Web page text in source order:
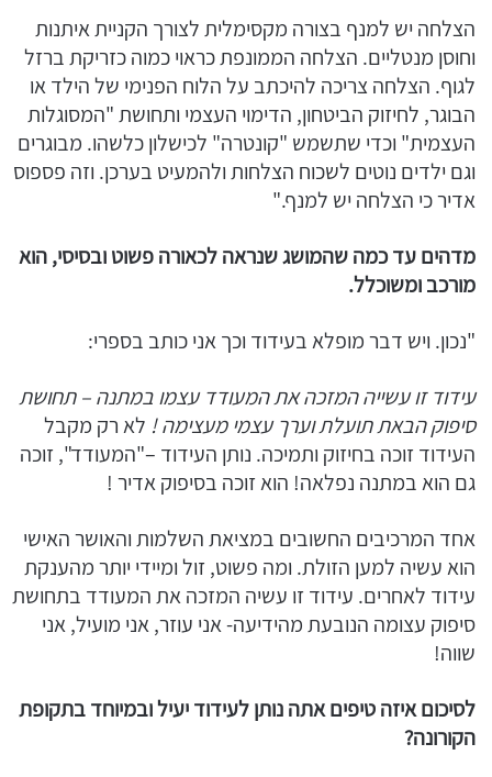
הצלחה יש למנף בצורה מקסימלית לצורך הקניית איתנות
וחוסן מנטליים. הצלחה הממונפת כראוי כמוה כזריקת ברזל
לגוף. הצלחה צריכה להיכתב על הלוח הפנימי של הילד או
הבוגר, לחיזוק הביטחון, הדימוי העצמי ותחושת "המסוגלות
העצמית" וכדי שתשמש "קונטרה" לכישלון כלשהו. מבוגרים
וגם ילדים נוטים לשכוח הצלחות ולהמעיט בערכן. וזה פספוס
אדיר כי הצלחה יש למנף."
מדהים עד כמה שהמושג שנראה לכאורה פשוט ובסיסי, הוא
מורכב ומשוכלל.
"נכון. ויש דבר מופלא בעידוד וכך אני כותב בספרי:
עידוד זו עשייה המזכה את המעודד עצמו במתנה – תחושת
סיפוק הבאת תועלת וערך עצמי מעצימה ! לא רק מקבל
העידוד זוכה בחיזוק ותמיכה. נותן העידוד –"המעודד", זוכה
גם הוא במתנה נפלאה! הוא זוכה בסיפוק אדיר !
אחד המרכיבים החשובים במציאת השלמות והאושר האישי
הוא עשיה למען הזולת. ומה פשוט, זול ומיידי יותר מהענקת
עידוד לאחרים. עידוד זו עשיה המזכה את המעודד בתחושת
סיפוק עצומה הנובעת מהידיעה- אני עוזר, אני מועיל, אני
שווה!
לסיכום איזה טיפים אתה נותן לעידוד יעיל ובמיוחד בתקופת
הקורונה?